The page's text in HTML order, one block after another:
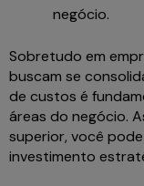
negócio.
Sobretudo em
buscam se
de custos é
áreas do negócio.
superior, você
investimento